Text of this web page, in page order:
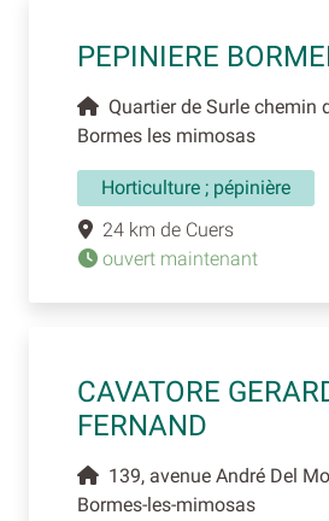
PEPINIERE
Quartier de Surle chemin
Bormes les mimosas
Horticulture ; pépinière
24 km de Cuers
ouvert maintenant
CAVATORE
FERNAND
139, avenue André Del
Bormes-les-mimosas